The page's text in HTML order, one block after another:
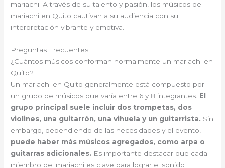
mariachi. A través de su talento y pasión, los músicos del
mariachi en Quito cautivan a su audiencia con su
interpretación vibrante y emotiva.
Preguntas Frecuentes
¿Cuántos músicos conforman normalmente un mariachi en
Quito?
Un mariachi en Quito generalmente está compuesto por
un grupo de músicos que varía entre 6 y 8 integrantes. El
grupo principal suele incluir dos trompetas, dos
violines, una guitarrón, una vihuela y un guitarrista. Sin
embargo, dependiendo de las necesidades y el evento,
puede haber más músicos agregados, como arpa o
guitarras adicionales. Es importante destacar que cada
miembro del mariachi es clave para lograr el sonido